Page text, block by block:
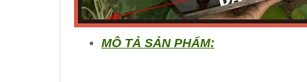
MÔ TẢ SẢN PHẨM: